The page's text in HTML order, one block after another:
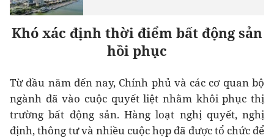
Khó xác định thời điểm bất độngsản
hồi phục
Từ đầu năm đến nay, Chính phủ và các cơ quan bộ
ngành đã vào cuộc quyết liệt nhằm khôi phục thị
trường bất động sản. Hàng loạt nghị quyết, nghị
định, thông tư và nhiều cuộc họp đã được tổ chức để